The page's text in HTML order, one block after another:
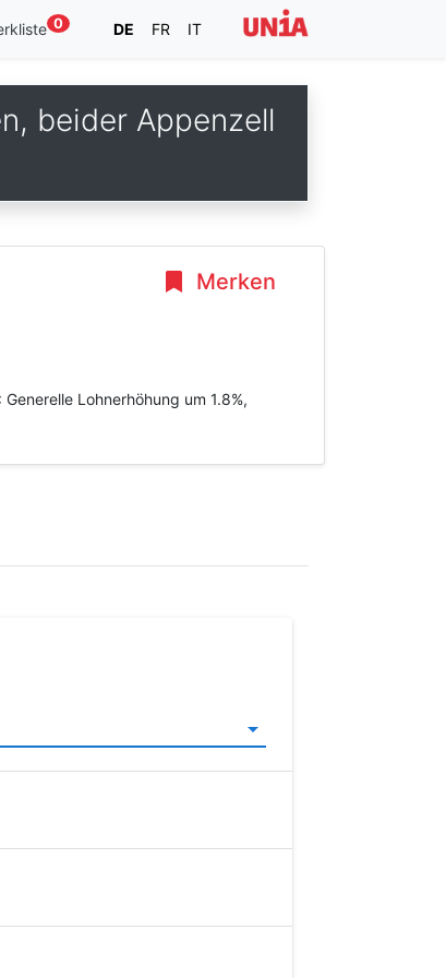
0 DE FR IT
beider Appenzell
Merken
Lohnerhöhung um 1.8%,